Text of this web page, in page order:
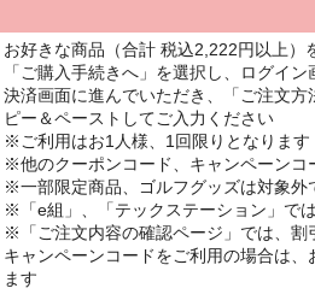
お好きな商品（合計 税込2,222円以上
「ご購入手続きへ」を選択し、ログイ
決済画面に進んでいただき、「ご注文
ピー＆ペーストしてご入力ください
※ご利用はお1人様、1回限りとなります
※他のクーポンコード、キャンペーンコ
※一部限定商品、ゴルフグッズは対象外
※「e組」、「テックステーション」で
※「ご注文内容の確認ページ」では、割
キャンペーンコードをご利用の場合は
ます